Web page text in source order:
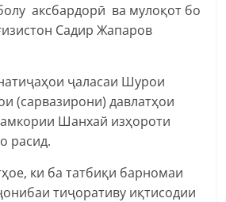
аксбардорӣ ва мулоқот бо
Садир Жапаров
ҷаласаи Шурои
(сарвазирони) давлатҳои
Шанхай изҳороти
расид.
ки ба татбиқи барномаи
тиҷоративу иқтисодии